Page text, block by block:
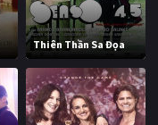
Thiên Thần Sa Đọa